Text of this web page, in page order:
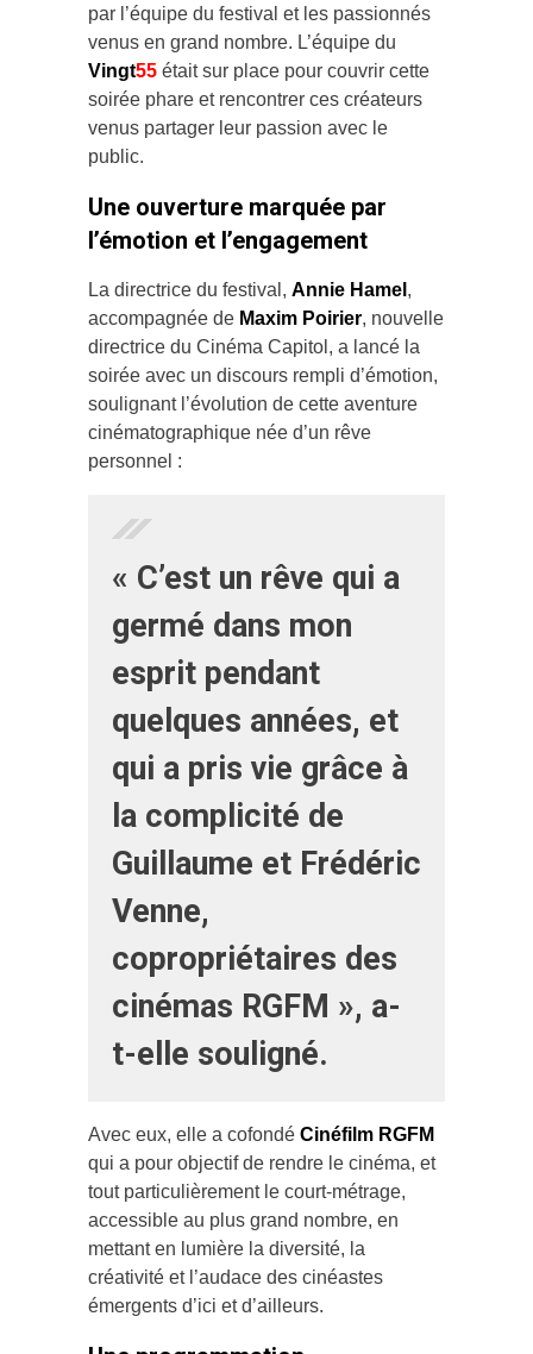
par l’équipe du festival et les passionnés
venus en grand nombre. L’équipe du
Vingt55 était sur place pour couvrir cette
soirée phare et rencontrer ces créateurs
venus partager leur passion avec le
public.
Une ouverture marquée par
l’émotion et l’engagement
La directrice du festival, Annie Hamel ,
accompagnée de Maxim Poirier, nouvelle
directrice du Cinéma Capitol, a lancé la
soirée avec un discours rempli d’émotion,
soulignant l’évolution de cette aventure
cinématographique née d’un rêve
personnel :
« C’est un rêve qui a
germé dans mon
esprit pendant
quelques années, et
qui a pris vie grâce à
la complicité de
Guillaume et Frédéric
Venne,
copropriétaires des
cinémas RGFM », a-
t-elle souligné.
Avec eux, elle a cofondé Cinéfilm RGFM
qui a pour objectif de rendre le cinéma, et
tout particulièrement le court-métrage,
accessible au plus grand nombre, en
mettant en lumière la diversité, la
créativité et l’audace des cinéastes
émergents d’ici et d’ailleurs.